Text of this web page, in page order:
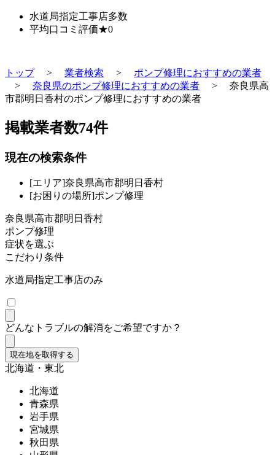
水道局指定工事店多数
平均口コミ評価★0
トップ> 業者検索 > ポンプ修理におすすめの業者
> 奈良県のポンプ修理におすすめの業者 > 奈良県高
市郡明日香村のポンプ修理におすすめの業者
掲載業者数74件
現在の検索条件
[エリア]奈良県高市郡明日香村
[お困りの場所]ポンプ修理
奈良県高市郡明日香村
ポンプ修理
症状を選ぶ
こだわり条件
水道局指定工事店のみ
どんなトラブルの解消をご希望ですか？
現在地を取得する
北海道・東北
北海道
青森県
岩手県
宮城県
秋田県